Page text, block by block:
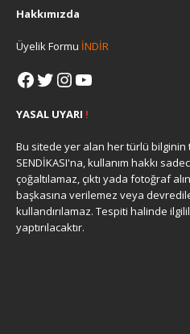
Hakkımızda
Üyelik Formu İNDİR
YASAL UYARI !
Bu sitede yer alan her türlü bilginin
SENDİKASI'na, kullanım hakkı
çoğaltılamaz, çıktı yada fotoğraf
başkasına verilemez veya
kullandırılamaz. Tespiti halinde
yaptırılacaktır.